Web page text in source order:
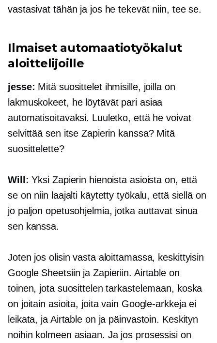
vastasivat tähän ja jos he tekevät niin, tee se.
Ilmaiset automaatiotyökalut
aloittelijoille
jesse: Mitä suosittelet ihmisille, joilla on
lakmuskokeet, he löytävät pari asiaa
automatisoitavaksi. Luuletko, että he voivat
selvittää sen itse Zapierin kanssa? Mitä
suosittelette?
Will: Yksi Zapierin hienoista asioista on, että
se on niin laajalti käytetty työkalu, että siellä on
jo paljon opetusohjelmia, jotka auttavat sinua
sen kanssa.
Joten jos olisin vasta aloittamassa, keskittyisin
Google Sheetsiin ja Zapieriin. Airtable on
toinen, jota suosittelen tarkastelemaan, koska
on joitain asioita, joita vain Google-arkkeja ei
leikata, ja Airtable on ja päinvastoin. Keskityn
noihin kolmeen asiaan. Ja jos prosessisi on